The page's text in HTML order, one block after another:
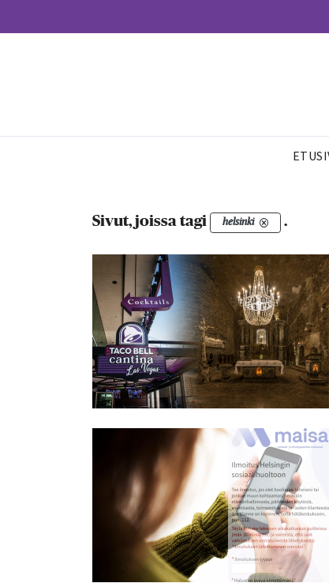
Sivut, joissa tagi helsinki .